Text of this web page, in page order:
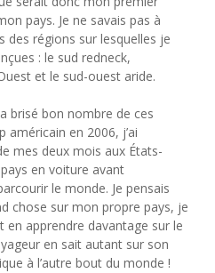
pays. Je ne savais pas à
des régions sur lesquelles je
: le sud redneck,
et le sud-ouest aride.
brisé bon nombre de ces
en 2006, j’ai
mes deux mois aux États-
en voiture avant
le monde. Je pensais
chose sur mon propre pays, je
apprendre davantage sur le
en sait autant sur son
à l’autre bout du monde !